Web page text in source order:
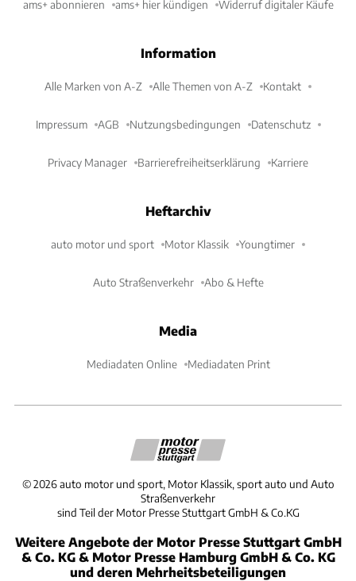
ams+ abonnieren ams+ hier kündigen Widerruf digitaler Käufe
Information
Alle Marken von A-Z Alle Themen von A-Z Kontakt
Impressum AGB Nutzungsbedingungen Datenschutz
Privacy Manager Barrierefreiheitserklärung Karriere
Heftarchiv
auto motor und sport Motor Klassik Youngtimer
Auto Straßenverkehr Abo & Hefte
Media
Mediadaten Online Mediadaten Print
©2026 auto motor und sport, Motor Klassik, sport auto und Auto
Straßenverkehr
sind Teil der Motor Presse Stuttgart GmbH & Co.KG
Weitere Angebote der Motor Presse Stuttgart GmbH
& Co. KG & Motor Presse Hamburg GmbH & Co. KG
und deren Mehrheitsbeteiligungen